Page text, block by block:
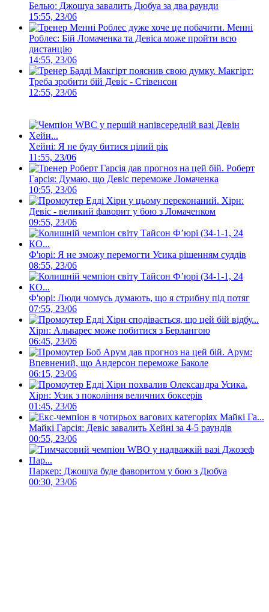
Белью: Джошуа завалить Дюбуа за два раунди
15:55, 23/06
Менні
Роблес: Бій Ломаченка та Девіса може пройти всю
дистанцію
14:55, 23/06
Макгірт:
Треба зробити бій Девіс - Стівенсон
12:55, 23/06
Хейні: Я не буду битися цілий рік
11:55, 23/06
Роберт
Гарсія: Думаю, що Девіс переможе Ломаченка
10:55, 23/06
Хірн:
Девіс - великий фаворит у бою з Ломаченком
09:55, 23/06
Ф'юрі: Я не зможу перемогти Усика рішенням суддів
08:55, 23/06
Ф'юрі: Люди чомусь думають, що я стрибну під потяг
07:55, 23/06
Хірн: Альварес може побитися з Берлангою
06:45, 23/06
Арум:
Впевнений, що Андерсон переможе Баколе
06:15, 23/06
Хірн: Усик з покоління величних боксерів
01:45, 23/06
Майкі Гарсія: Девіс завалить Хейні за 4-5 раундів
00:55, 23/06
Паркер: Джошуа буде фаворитом у бою з Дюбуа
00:30, 23/06